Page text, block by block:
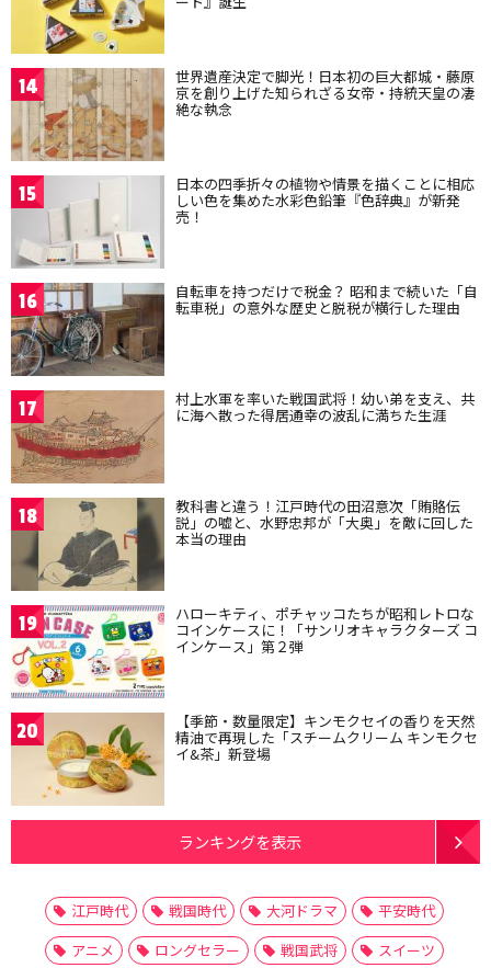
14 世界遺産決定で脚光！日本初の巨大都城・藤原
京を創り上げた知られざる女帝・持統天皇の凄
絶な執念
15 日本の四季折々の植物や情景を描くことに相応
しい色を集めた水彩色鉛筆『色辞典』が新発
売！
16 自転車を持つだけで税金？ 昭和まで続いた「自
転車税」の意外な歴史と脱税が横行した理由
17 村上水軍を率いた戦国武将！幼い弟を支え、共
に海へ散った得居通幸の波乱に満ちた生涯
18 教科書と違う！江戸時代の田沼意次「賄賂伝
説」の嘘と、水野忠邦が「大奥」を敵に回した
本当の理由
19 ハローキティ、ポチャッコたちが昭和レトロな
コインケースに！「サンリオキャラクターズ コ
インケース」第２弾
20 【季節・数量限定】キンモクセイの香りを天然
精油で再現した「スチームクリーム キンモクセ
イ&茶」新登場
ランキングを表示
江戸時代 戦国時代 大河ドラマ
平安時代
アニメ
ロングセラー 戦国武将
スイーツ